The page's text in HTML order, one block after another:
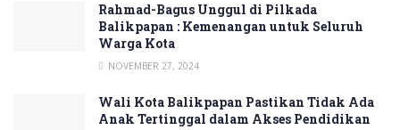
Rahmad-Bagus Unggul di Pilkada
Balikpapan : Kemenangan untuk Seluruh
Warga Kota
NOVEMBER 27, 2024
Wali Kota Balikpapan Pastikan Tidak Ada
Anak Tertinggal dalam Akses Pendidikan